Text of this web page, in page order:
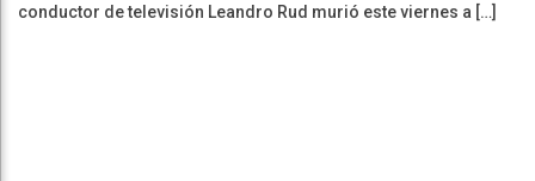
conductor de televisión Leandro Rud murió este viernes a […]